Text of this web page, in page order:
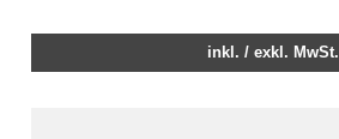
inkl. / exkl. MwSt.